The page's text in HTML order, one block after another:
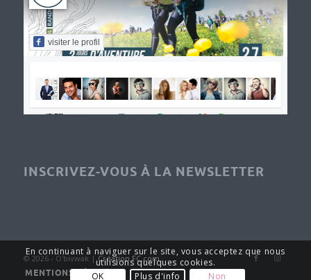
visiter le profil
INSCRIVEZ-VOUS À LA NEWSLETTER
© 2026 - O'bivwak | Création FC.com
MENTIONS LÉGALES
En continuant à naviguer sur le site, vous acceptez que nous
utilisions quelques cookies.
OK
Plus d'info Non